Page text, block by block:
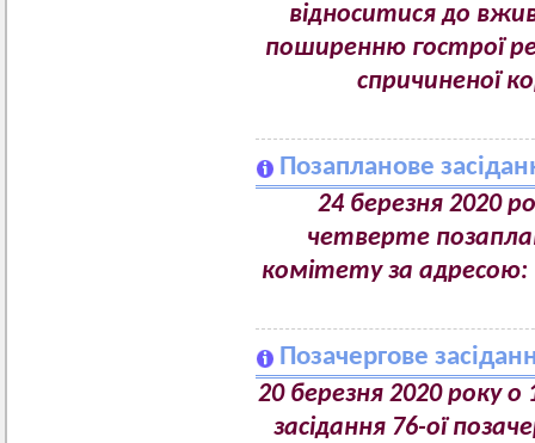
відноситися до
поширенню гострої
спричиненої
Позапланове
24 березня 2020
четверте
комітету за
Позачергове
20 березня 2020 року
засідання 76-ої